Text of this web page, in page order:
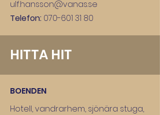
ulf.hansson@vanas.se
Telefon: 070-601 31 80
HITTA HIT
BOENDEN
Hotell, vandrarhem, sjönära stuga,